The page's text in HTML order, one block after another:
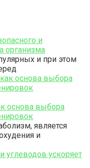
и
организма
и при этом
основа выбора
является
и